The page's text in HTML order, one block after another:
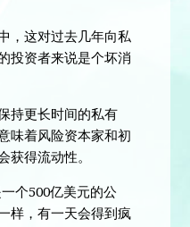
，这对过去几年向私
投资者来说是个坏消
持更长时间的私有
味着风险资本家和初
获得流动性。
个500亿美元的公
样，有一天会得到疯